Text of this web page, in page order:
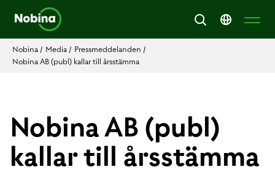
Nobina / Media / Pressmeddelanden /
Nobina AB (publ) kallar till årsstämma
Nobina AB (publ)
kallar till årsstämma